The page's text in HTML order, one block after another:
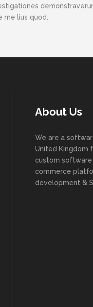
lius quod.
About Us
We are a
United Kingdom
custom
commerce
development &